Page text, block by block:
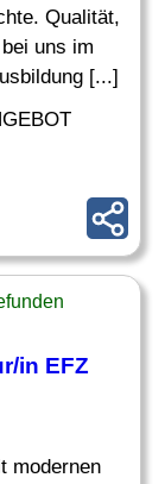
Qualität,
uns im
[...]
/in EFZ
modernen